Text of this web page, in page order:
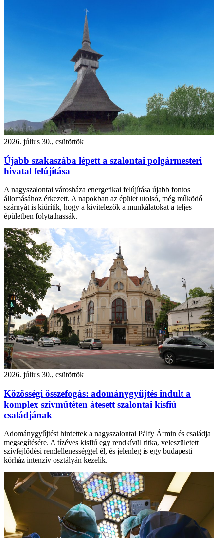
2026. július 30., csütörtök
Újabb szakaszába lépett a szalontai polgármesteri
hivatal felújítása
A nagyszalontai városháza energetikai felújítása újabb fontos
állomásához érkezett. A napokban az épület utolsó, még működő
szárnyát is kiürítik, hogy a kivitelezők a munkálatokat a teljes
épületben folytathassák.
2026. július 30., csütörtök
Közösségi összefogás: adománygyűjtés indult a
komplex szívműtéten átesett szalontai kisfiú
családjának
Adománygyűjtést hirdettek a nagyszalontai Pálfy Ármin és családja
megsegítésére. A tízéves kisfiú egy rendkívül ritka, veleszületett
szívfejlődési rendellenességgel él, és jelenleg is egy budapesti
kórház intenzív osztályán kezelik.